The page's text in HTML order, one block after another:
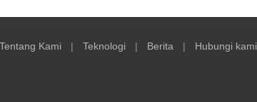
Tentang Kami | Teknologi | Berita | Hubungi kami